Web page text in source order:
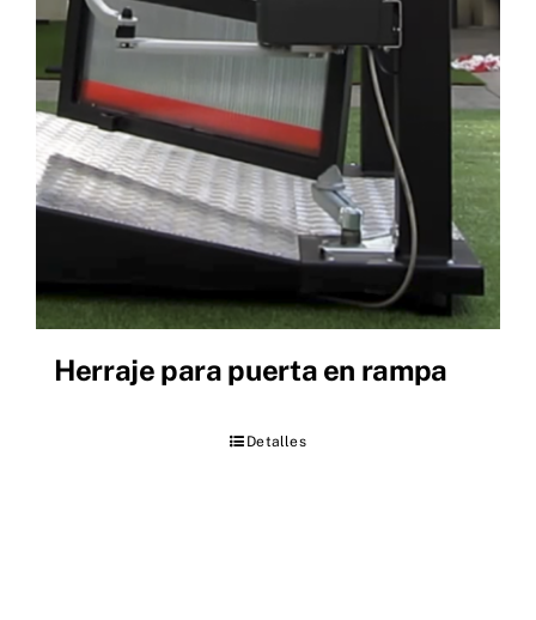
Herraje para puerta en rampa
Detalles